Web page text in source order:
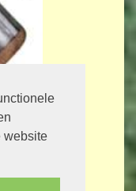
website
op welk tijdstip er
en leed te delen.